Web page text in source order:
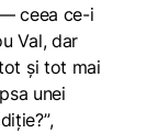
ceea ce-i
Val, dar
și tot mai
unei
,